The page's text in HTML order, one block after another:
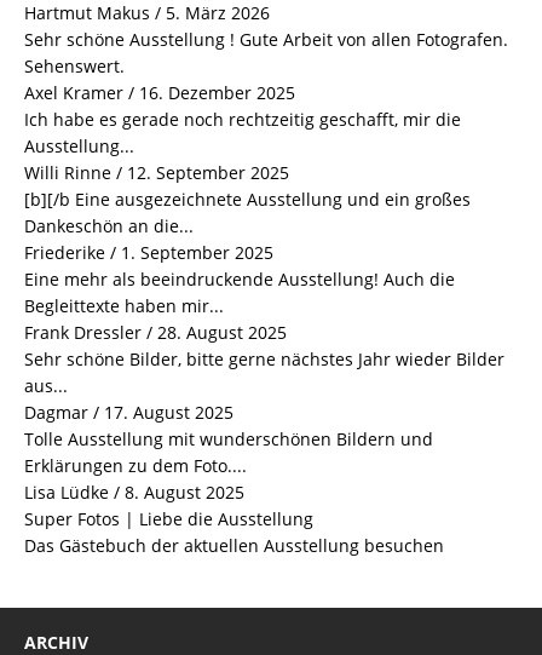
Hartmut Makus / 5. März 2026
Sehr schöne Ausstellung ! Gute Arbeit von allen Fotografen.
Sehenswert.
Axel Kramer / 16. Dezember 2025
Ich habe es gerade noch rechtzeitig geschafft, mir die
Ausstellung...
Willi Rinne / 12. September 2025
[b][/b Eine ausgezeichnete Ausstellung und ein großes
Dankeschön an die...
Friederike / 1. September 2025
Eine mehr als beeindruckende Ausstellung! Auch die
Begleittexte haben mir...
Frank Dressler / 28. August 2025
Sehr schöne Bilder, bitte gerne nächstes Jahr wieder Bilder
aus...
Dagmar / 17. August 2025
Tolle Ausstellung mit wunderschönen Bildern und
Erklärungen zu dem Foto....
Lisa Lüdke / 8. August 2025
Super Fotos | Liebe die Ausstellung
Das Gästebuch der aktuellen Ausstellung besuchen
ARCHIV